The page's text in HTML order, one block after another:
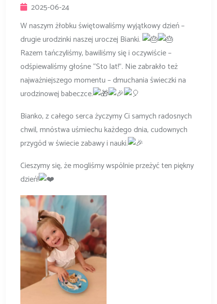
2025-06-24
W naszym żłobku świętowaliśmy wyjątkowy dzień –
drugie urodzinki naszej uroczej Bianki.
Razem tańczyliśmy, bawiliśmy się i oczywiście –
odśpiewaliśmy głośne “Sto lat!”. Nie zabrakło też
najważniejszego momentu – dmuchania świeczki na
urodzinowej babeczce.
Bianko, z całego serca życzymy Ci samych radosnych
chwil, mnóstwa uśmiechu każdego dnia, cudownych
przygód w świecie zabawy i nauki.
Cieszymy się, że mogliśmy wspólnie przeżyć ten piękny
dzień!